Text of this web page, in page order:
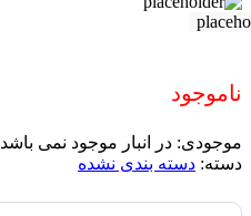
ناموجود
موجودی: در انبار موجود نمی باشد
دسته: دسته بندی نشده